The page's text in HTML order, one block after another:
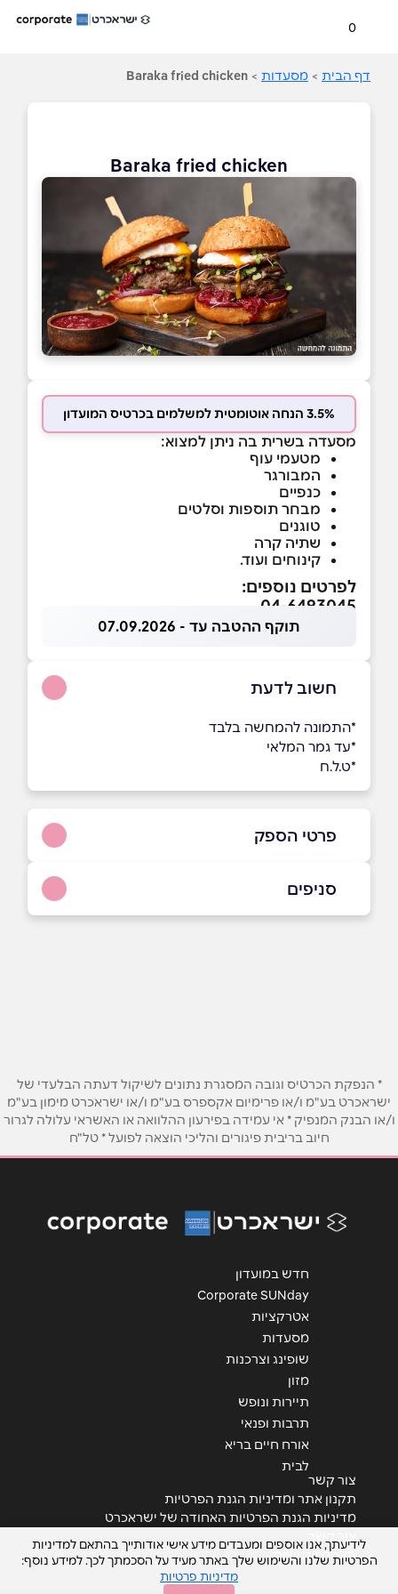
0
דף הבית > מסעדות >
Baraka fried chicken
Baraka fried chicken
3.5% הנחה אוטומטית למשלמים בכרטיס המועדון
מסעדה בשרית בה ניתן למצוא:
מטעמי עוף
המבורגר
כנפיים
מבחר תוספות וסלטים
טוגנים
שתיה קרה
קינוחים ועוד.
לפרטים נוספים:
04-6493045
תוקף ההטבה עד - 07.09.2026
חשוב לדעת
*התמונה להמחשה בלבד
*עד גמר המלאי
*ט.ל.ח
פרטי הספק
נושא
אנא חזרו אלי בקשר ל...
סניפים
* הנפקת הכרטיס וגובה המסגרת נתונים לשיקול דעתה הבלעדי של
ישראכרט בע"מ ו/או פרימיום אקספרס בע"מ ו/או ישראכרט מימון בע"מ
ו/או הבנק המנפיק * אי עמידה בפירעון ההלוואה או האשראי עלולה לגרור
חיוב בריבית פיגורים והליכי הוצאה לפועל * טל"ח
חדש במועדון
Corporate SUNday
אטרקציות
מסעדות
שופינג וצרכנות
מזון
תיירות ונופש
תרבות ופנאי
אורח חיים בריא
לבית
צור קשר
תקנון אתר ומדיניות הגנת הפרטיות
מדיניות הגנת הפרטיות האחודה של ישראכרט
הצהרת נגישות
לידיעתך, אנו אוספים ומעבדים מידע אישי אודותייך בהתאם למדיניות
הפרטיות שלנו והשימוש שלך באתר מעיד על הסכמתך לכך. למידע נוסף:
מדיניות פרטיות